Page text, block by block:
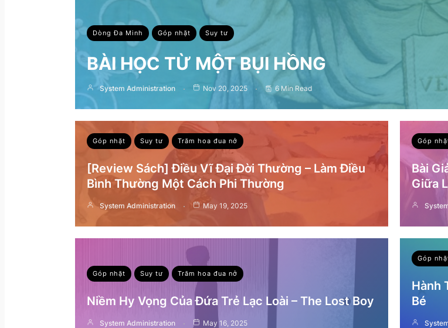
Dòng Đa Minh Góp nhặt Suy tư
BÀI HỌC TỪ MỘT BỤI HỒNG
System Administration Nov 20, 2025 6 Min Read
Góp nhặt Suy tư Trăm hoa đua nở
[Review Sách] Điều Vĩ Đại Đời Thường – Làm Điều
Bình Thường Một Cách Phi Thường
System Administration May 19, 2025
Góp
Bài
Giữa
Góp nhặt Suy tư Trăm hoa đua nở
Niềm Hy Vọng Của Đứa Trẻ Lạc Loài – The Lost Boy
System Administration May 16, 2025
Góp
Hành
Bé